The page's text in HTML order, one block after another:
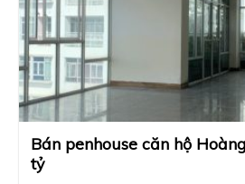
Bán penhouse căn hộ
tỷ